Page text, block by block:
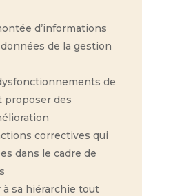
d’informations
de la gestion
de
proposer des
correctives qui
dans le cadre de
sa hiérarchie tout